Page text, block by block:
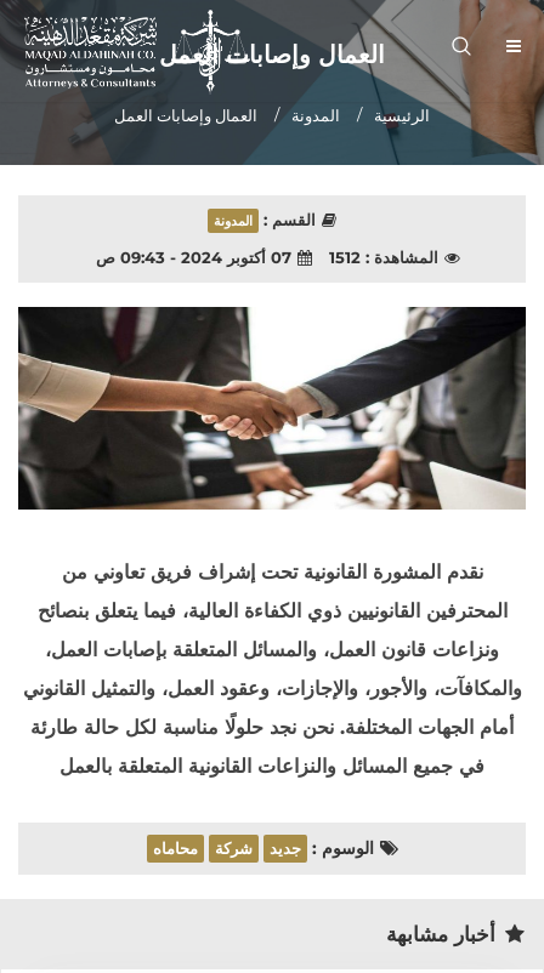
العمال وإصابات العمل
الرئيسية المدونة العمال وإصابات العمل
القسم : المدونة
المشاهدة : 1512 07 أكتوبر 2024 - 09:43 ص
نقدم المشورة القانونية تحت إشراف فريق تعاوني من
المحترفين القانونيين ذوي الكفاءة العالية، فيما يتعلق بنصائح
ونزاعات قانون العمل، والمسائل المتعلقة بإصابات العمل،
والمكافآت، والأجور، والإجازات، وعقود العمل، والتمثيل القانوني
أمام الجهات المختلفة. نحن نجد حلولًا مناسبة لكل حالة طارئة
في جميع المسائل والنزاعات القانونية المتعلقة بالعمل
الوسوم : جديد شركة محاماه
أخبار مشابهة